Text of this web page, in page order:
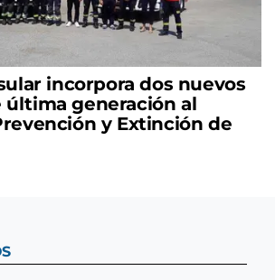
incorpora dos nuevos
última generación al
y Extinción de